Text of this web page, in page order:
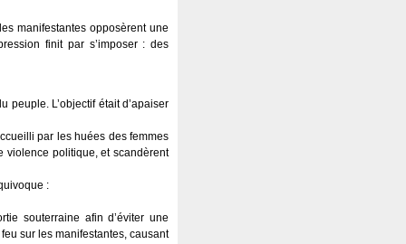
manifestantes opposèrent une
finit par s’imposer : des
L’objectif était d’apaiser
par les huées des femmes
violence politique, et scandèrent
:
souterraine afin d’éviter une
sur les manifestantes, causant